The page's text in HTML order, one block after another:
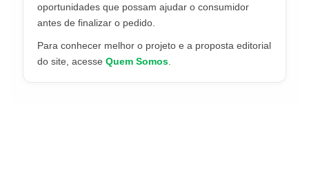
oportunidades que possam ajudar o consumidor
antes de finalizar o pedido.
Para conhecer melhor o projeto e a proposta editorial
do site, acesse Quem Somos